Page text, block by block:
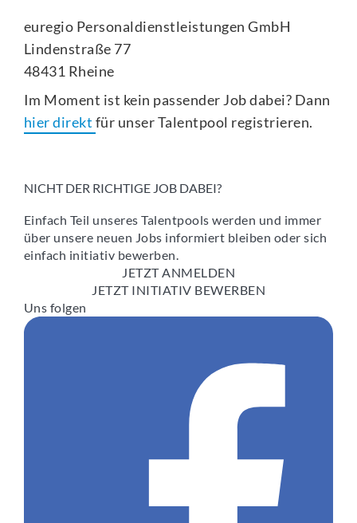
euregio Personaldienstleistungen GmbH
Lindenstraße 77
48431 Rheine
Im Moment ist kein passender Job dabei? Dann
hier direkt für unser Talentpool registrieren.
NICHT DER RICHTIGE JOB DABEI?
Einfach Teil unseres Talentpools werden und immer
über unsere neuen Jobs informiert bleiben oder sich
einfach initiativ bewerben.
JETZT ANMELDEN
JETZT INITIATIV BEWERBEN
Uns folgen